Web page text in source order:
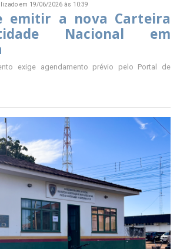
em 19/06/2026 às 10:39
emitir a nova Carteira
Nacional em
exige agendamento prévio pelo Portal de